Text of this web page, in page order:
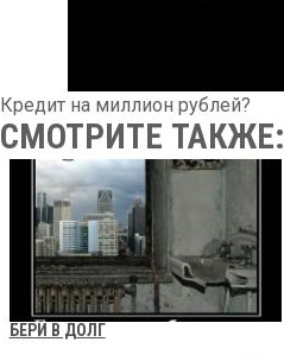
Кредит на миллион рублей?
СМОТРИТЕ ТАКЖЕ:
БЕРИ В ДОЛГ